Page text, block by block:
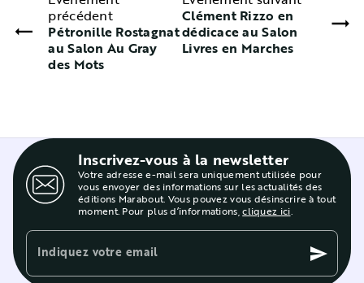
précédent
Pétronille Rostagnat
au Salon Au Gray
des Mots
Clément Rizzo en
dédicace au Salon
Livres en Marches
Inscrivez-vous à la newsletter
Votre adresse e-mail sera uniquement utilisée pour
vous envoyer des informations sur les actualités des
éditions Marabout. Vous pouvez vous désinscrire à tout
moment. Pour plus d’informations,cliquez ici.
Indiquez votre email send